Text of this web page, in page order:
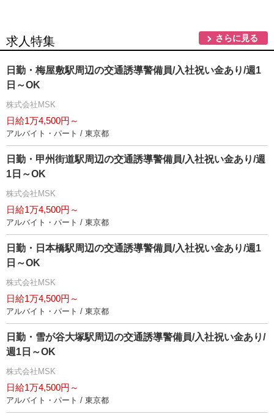
求人特集 さらに見る
日勤・梅屋敷駅周辺の交通誘導警備員/入社祝い金あり/週1
日～OK
株式会社MSK
日給1万4,500円～
アルバイト・パート / 東京都
日勤・甲州街道駅周辺の交通誘導警備員/入社祝い金あり/週
1日～OK
株式会社MSK
日給1万4,500円～
アルバイト・パート / 東京都
日勤・日本橋駅周辺の交通誘導警備員/入社祝い金あり/週1
日～OK
株式会社MSK
日給1万4,500円～
アルバイト・パート / 東京都
日勤・雪が谷大塚駅周辺の交通誘導警備員/入社祝い金あり/
週1日～OK
株式会社MSK
日給1万4,500円～
アルバイト・パート / 東京都